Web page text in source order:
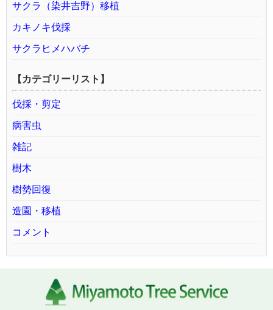
サクラ（染井吉野）移植
カキノキ伐採
サクラヒメハバチ
【カテゴリーリスト】
伐採・剪定
病害虫
雑記
樹木
樹勢回復
造園・移植
コメント